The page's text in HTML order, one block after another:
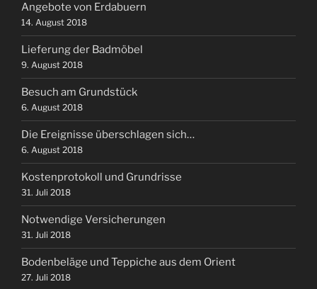
Angebote von Erdabuern
14. August 2018
Lieferung der Badmöbel
9. August 2018
Besuch am Grundstück
6. August 2018
Die Ereignisse überschlagen sich…
6. August 2018
Kostenprotokoll und Grundrisse
31. Juli 2018
Notwendige Versicherungen
31. Juli 2018
Bodenbeläge und Teppiche aus dem Orient
27. Juli 2018